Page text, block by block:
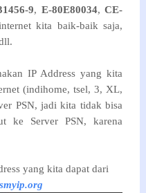
9, E-80E80034,CE-
kita baik-baik saja,
IP Address yang kita
(indihome, tsel, 3, XL,
PSN, jadi kita tidak bisa
ke Server PSN, karena
yang kita dapat dari